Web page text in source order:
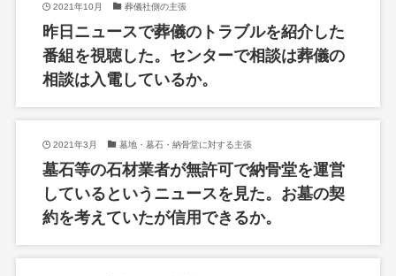
2021年10月 葬儀社側の主張
昨日ニュースで葬儀のトラブルを紹介した
番組を視聴した。センターで相談は葬儀の
相談は入電しているか。
2021年3月 墓地・墓石・納骨堂に対する主張
墓石等の石材業者が無許可で納骨堂を運営
しているというニュースを見た。お墓の契
約を考えていたが信用できるか。